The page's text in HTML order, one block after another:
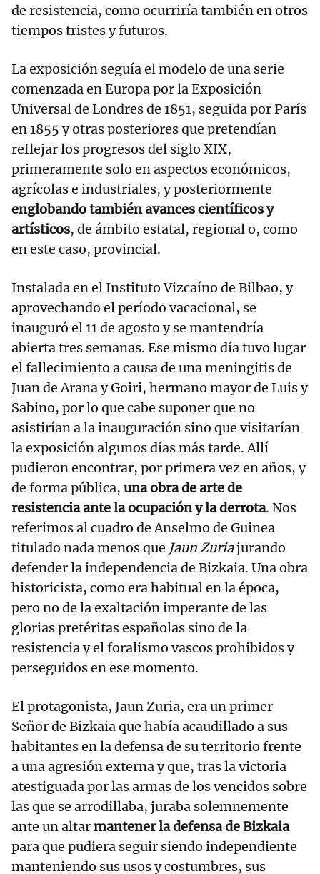
de resistencia, como ocurriría también en otros
tiempos tristes y futuros.
La exposición seguía el modelo de una serie
comenzada en Europa por la Exposición
Universal de Londres de 1851, seguida por París
en 1855 y otras posteriores que pretendían
reflejar los progresos del siglo XIX,
primeramente solo en aspectos económicos,
agrícolas e industriales, y posteriormente
englobando también avances científicos y
artísticos, de ámbito estatal, regional o, como
en este caso, provincial.
Instalada en el Instituto Vizcaíno de Bilbao, y
aprovechando el período vacacional, se
inauguró el 11 de agosto y se mantendría
abierta tres semanas. Ese mismo día tuvo lugar
el fallecimiento a causa de una meningitis de
Juan de Arana y Goiri, hermano mayor de Luis y
Sabino, por lo que cabe suponer que no
asistirían a la inauguración sino que visitarían
la exposición algunos días más tarde. Allí
pudieron encontrar, por primera vez en años, y
de forma pública, una obra de arte de
resistencia ante la ocupación y la derrota. Nos
referimos al cuadro de Anselmo de Guinea
titulado nada menos que Jaun Zuriajurando
defender la independencia de Bizkaia. Una obra
historicista, como era habitual en la época,
pero no de la exaltación imperante de las
glorias pretéritas españolas sino de la
resistencia y el foralismo vascos prohibidos y
perseguidos en ese momento.
El protagonista, Jaun Zuria, era un primer
Señor de Bizkaia que había acaudillado a sus
habitantes en la defensa de su territorio frente
a una agresión externa y que, tras la victoria
atestiguada por las armas de los vencidos sobre
las que se arrodillaba, juraba solemnemente
ante un altarmantener la defensa de Bizkaia
para que pudiera seguir siendo independiente
manteniendo sus usos y costumbres, sus